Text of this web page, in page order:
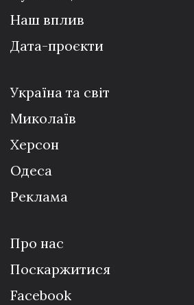
Наш вплив
Дата-проєкти
Україна та світ
Миколаїв
Херсон
Одеса
Реклама
Про нас
Поскаржитися
Facebook